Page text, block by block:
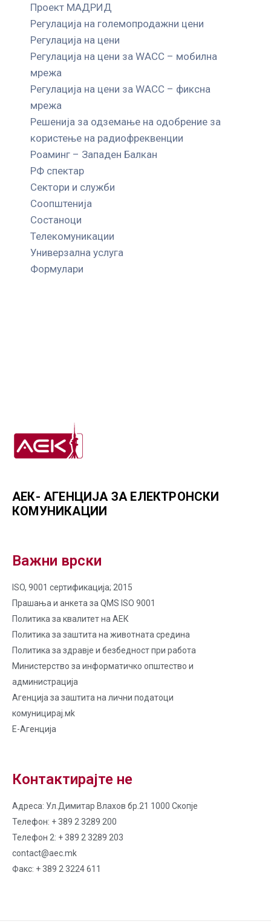
Проект МАДРИД
Регулација на големопродажни цени
Регулација на цени
Регулација на цени за WACC – мобилна
мрежа
Регулација на цени за WACC – фиксна
мрежа
Решенија за одземање на одобрение за
користење на радиофреквенции
Роаминг – Западен Балкан
РФ спектар
Сектори и служби
Соопштенија
Состаноци
Телекомуникации
Универзална услуга
Формулари
АЕК- АГЕНЦИЈА ЗА ЕЛЕКТРОНСКИ
КОМУНИКАЦИИ
Важни врски
ISO, 9001 сертификација; 2015
Прашања и анкета за QMS ISO 9001
Политика за квалитет на AЕК
Политика за заштита на животната средина
Политика за здравје и безбедност при работа
Министерство за информатичко општество и
администрација
Агенција за заштита на лични податоци
комуницирај.мk
Е-Агенција
Контактирајте не
Адреса: Ул.Димитар Влахов бр.21 1000 Скопје
Телефон: + 389 2 3289 200
Телефон 2: + 389 2 3289 203
contact@aec.mk
Факс: + 389 2 3224 611